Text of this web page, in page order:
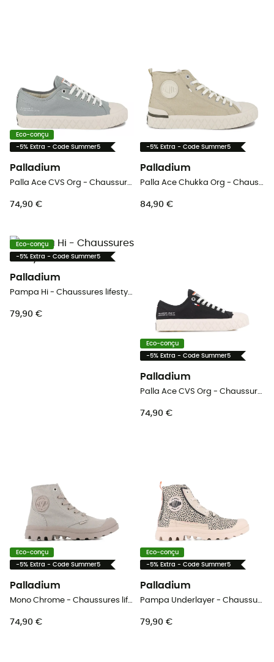
Eco-conçu
-5% Extra - Code Summer5
Palladium
Palla Ace CVS Org - Chaussures lifestyle
74,90 €
-5% Extra - Code Summer5
Palladium
Palla Ace Chukka Org - Chaussures lifestyle
84,90 €
Eco-conçu
-5% Extra - Code Summer5
Palladium
Pampa Hi - Chaussures lifestyle homme
79,90 €
Eco-conçu
-5% Extra - Code Summer5
Palladium
Palla Ace CVS Org - Chaussures lifestyle
74,90 €
Eco-conçu
-5% Extra - Code Summer5
Palladium
Mono Chrome - Chaussures lifestyle
74,90 €
Eco-conçu
-5% Extra - Code Summer5
Palladium
Pampa Underlayer - Chaussures lifestyle femme
79,90 €